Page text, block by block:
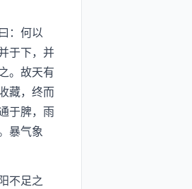
：何以
于下，并
。故天有
藏，终而
于脾，雨
暴气象
不足之